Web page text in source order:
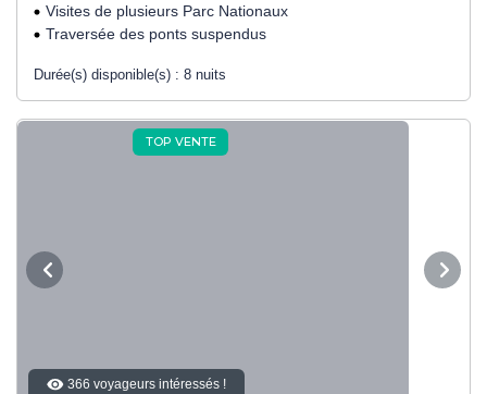
Visites de plusieurs Parc Nationaux
Traversée des ponts suspendus
Durée(s) disponible(s) : 8 nuits
TOP VENTE
366 voyageurs intéressés !